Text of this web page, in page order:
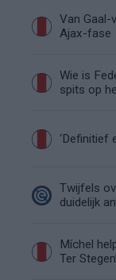
Van Gaal-
Ajax-fase
Wie is
spits op
‘Definitief
Twijfels
duidelijk
Míchel
Ter Stegen’